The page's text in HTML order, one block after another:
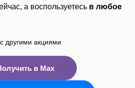
а воспользуетесь в любое
другими акциями
в Max